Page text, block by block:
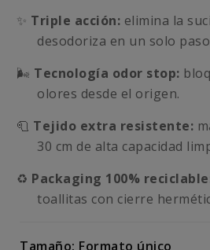
✨ Triple acción: elimina la
desodoriza en un solo
🌬️ Tecnología odor stop:
olores desde el origen.
🧻 Tejido extra resistente:
30 cm de alta capacidad
♻️ Packaging 100%
toallitas con cierre
Tamaño: Formato único